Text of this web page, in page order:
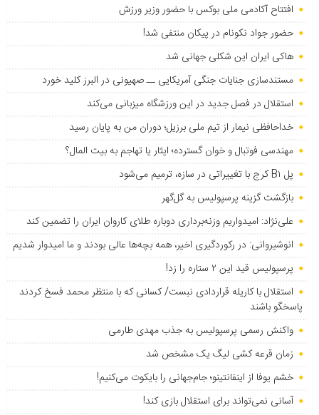
افتتاح آکادمی ملی بوکس با حضور وزیر ورزش
حضور جواد نکونام در پیکان منتفی شد!
هاکی ایران این شکلی جهانی شد
مستندسازی جنایات جنگی آمریکایی ــ صهیونی در البرز کلید خورد
استقلال در فصل جدید در این ورزشگاه میزبانی می‌کند
خداحافظی نیمار از تیم ملی برزیل؛ دوران من به پایان رسید
مهندسی فوتبال و خوان گسترده؛ ایثار یا تهاجم به بیت المال؟
پل B۱ کرج با تغییراتی در سازه، ترمیم می‌شود
بازگشت گزینه پرسپولیس به ‌گل‌گهر
علی‌نژاد: امیدواریم وزنه‌برداری دوباره طلای کاروان ایران را تضمین کند
انوشیروانی: در رکوردگیری اخیر، همه بچه‌ها عالی بودند و ما امیدوار شدیم
پرسپولیس قید این ۲ ستاره را زد!
استقلال با کاریله قراردادی نبست/ کسانی که با منتظر محمد فسخ کردند
پاسخگو باشند
واکنش رسمی پرسپولیس به جذب مهدی طارمی
زمان قرعه کشی لیگ یک مشخص شد
خشم یوفا از اینفانتینو؛ جام‌جهانی را بایکوت می‌کنیم!
آسانی نمی‌تواند برای استقلال بازی کند!